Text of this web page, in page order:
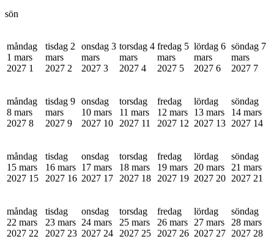
sön
måndag
1 mars
2027 1
tisdag 2
mars
2027 2
onsdag 3
mars
2027 3
torsdag 4
mars
2027 4
fredag 5
mars
2027 5
lördag 6
mars
2027 6
söndag 7
mars
2027 7
måndag
8 mars
2027 8
tisdag 9
mars
2027 9
onsdag
10 mars
2027 10
torsdag
11 mars
2027 11
fredag
12 mars
2027 12
lördag
13 mars
2027 13
söndag
14 mars
2027 14
måndag
15 mars
2027 15
tisdag
16 mars
2027 16
onsdag
17 mars
2027 17
torsdag
18 mars
2027 18
fredag
19 mars
2027 19
lördag
20 mars
2027 20
söndag
21 mars
2027 21
måndag
22 mars
2027 22
tisdag
23 mars
2027 23
onsdag
24 mars
2027 24
torsdag
25 mars
2027 25
fredag
26 mars
2027 26
lördag
27 mars
2027 27
söndag
28 mars
2027 28